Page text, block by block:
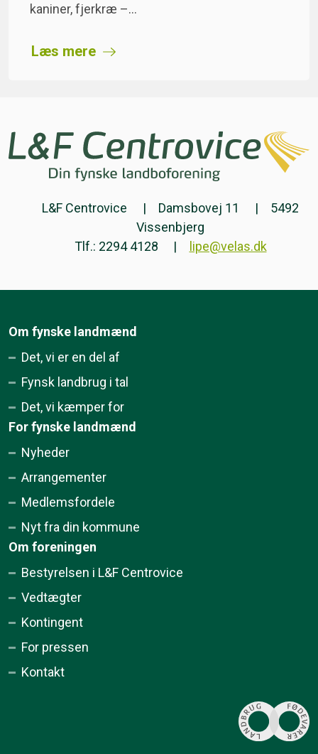
kaniner, fjerkræ –…
Læs mere
L&F Centrovice Damsbovej 11
5492
Vissenbjerg
Tlf.: 2294 4128
lipe@velas.dk
Om fynske landmænd
Det, vi er en del af
Fynsk landbrug i tal
Det, vi kæmper for
For fynske landmænd
Nyheder
Arrangementer
Medlemsfordele
Nyt fra din kommune
Om foreningen
Bestyrelsen i L&F Centrovice
Vedtægter
Kontingent
For pressen
Kontakt